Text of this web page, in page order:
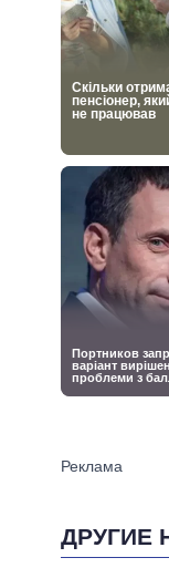
ДРУГИЕ